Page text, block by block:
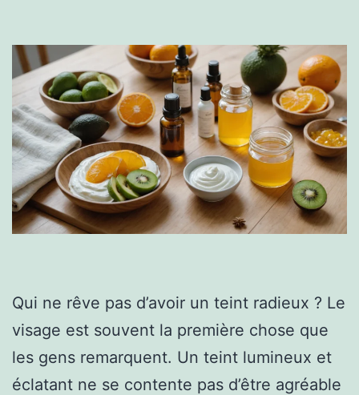
Qui ne rêve pas d’avoir un teint radieux ? Le
visage est souvent la première chose que
les gens remarquent. Un teint lumineux et
éclatant ne se contente pas d’être agréable